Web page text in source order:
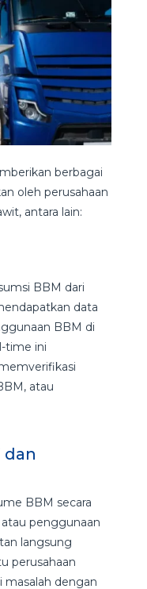
berbagai
oleh perusahaan
antara lain:
BBM dari
data
BBM di
time ini
atau
dan
BBM secara
penggunaan
langsung
perusahaan
dengan